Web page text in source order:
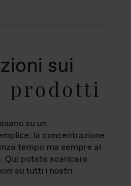
sui
prodotti
su un
la concentrazione
tempo ma sempre al
Qui potete scaricare
su tutti i nostri